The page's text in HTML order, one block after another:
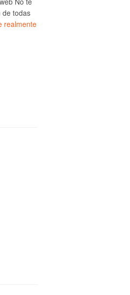
de todas
realmente